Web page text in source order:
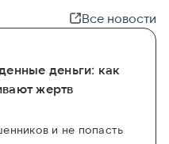
Все новости
деньги: как
жертв
и не попасть